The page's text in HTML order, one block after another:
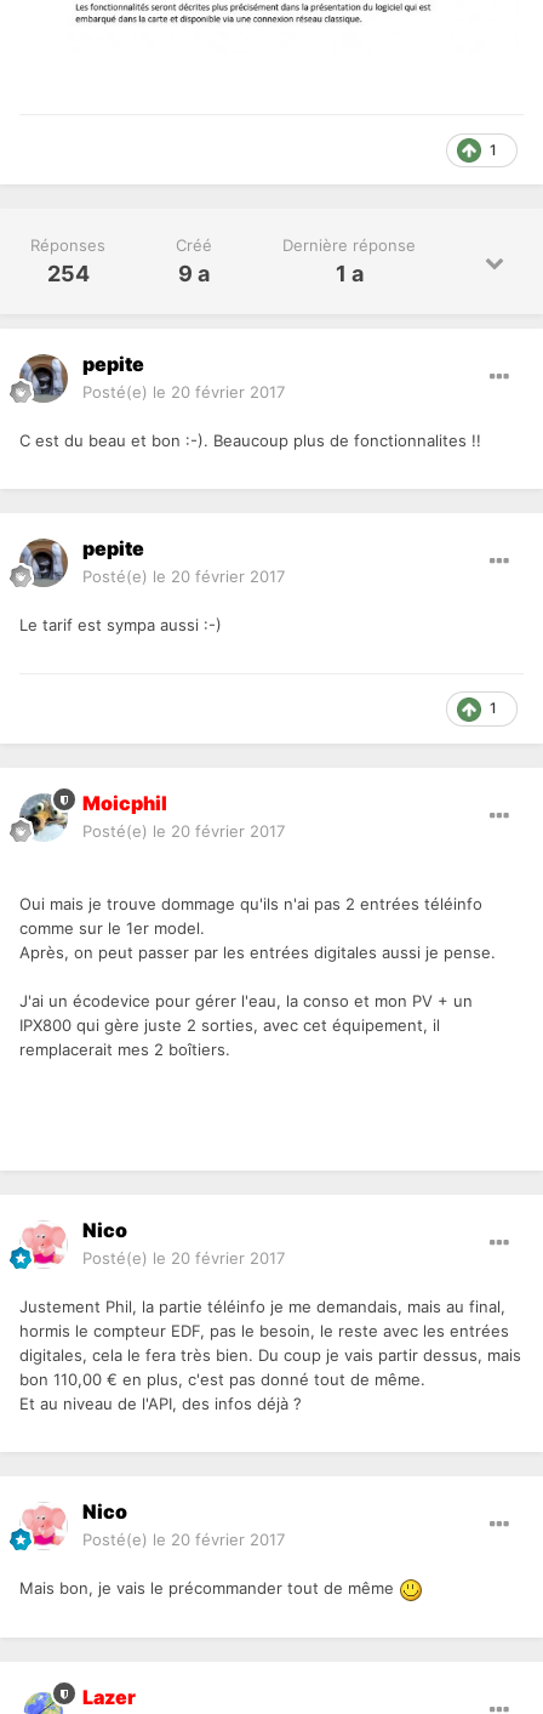
1
Réponses
254
Créé
9 a
Dernière réponse
1 a
pepite
Posté(e) le 20 février 2017
C est du beau et bon :-). Beaucoup plus de fonctionnalites !!
pepite
Posté(e) le 20 février 2017
Le tarif est sympa aussi :-)
1
Moicphil
Posté(e) le 20 février 2017
Oui mais je trouve dommage qu'ils n'ai pas 2 entrées téléinfo
comme sur le 1er model.
Après, on peut passer par les entrées digitales aussi je pense.
J'ai un écodevice pour gérer l'eau, la conso et mon PV + un
IPX800 qui gère juste 2 sorties, avec cet équipement, il
remplacerait mes 2 boîtiers.
Nico
Posté(e) le 20 février 2017
Justement Phil, la partie téléinfo je me demandais, mais au final,
hormis le compteur EDF, pas le besoin, le reste avec les entrées
digitales, cela le fera très bien. Du coup je vais partir dessus, mais
bon 110,00 € en plus, c'est pas donné tout de même.
Et au niveau de l'API, des infos déjà ?
Nico
Posté(e) le 20 février 2017
Mais bon, je vais le précommander tout de même
Lazer